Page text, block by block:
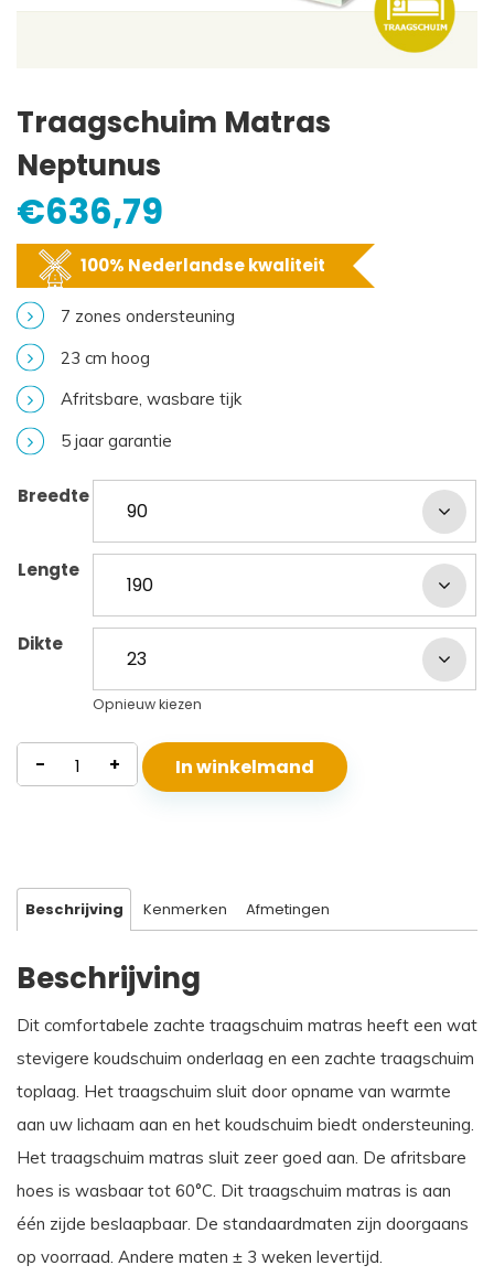
Traagschuim Matras
Neptunus
€636,79
100% Nederlandse kwaliteit
7 zones ondersteuning
23 cm hoog
Afritsbare, wasbare tijk
5 jaar garantie
Breedte
Lengte
Dikte
Opnieuw kiezen
Traagschuim
Matras
- + In winkelmand
Beschrijving Kenmerken Afmetingen
Beschrijving
Dit comfortabele zachte traagschuim matras heeft een wat
stevigere koudschuim onderlaag en een zachte traagschuim
toplaag. Het traagschuim sluit door opname van warmte
aan uw lichaam aan en het koudschuim biedt ondersteuning.
Het traagschuim matras sluit zeer goed aan. De afritsbare
hoes is wasbaar tot 60°C. Dit traagschuim matras is aan
één zijde beslaapbaar. De standaardmaten zijn doorgaans
op voorraad. Andere maten ± 3 weken levertijd.